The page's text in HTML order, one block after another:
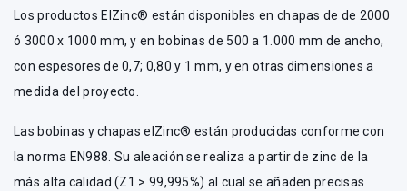
Los productos ElZinc® están disponibles en chapas de de 2000
ó 3000 x 1000 mm, y en bobinas de 500 a 1.000 mm de ancho,
con espesores de 0,7; 0,80 y 1 mm, y en otras dimensiones a
medida del proyecto.
Las bobinas y chapas elZinc® están producidas conforme con
la norma EN988. Su aleación se realiza a partir de zinc de la
más alta calidad (Z1 > 99,995%) al cual se añaden precisas